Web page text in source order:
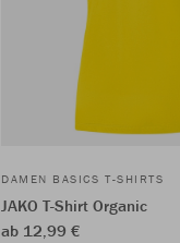
DAMEN BASICS T-SHIRTS
JAKO T-Shirt Organic
ab 12,99 €